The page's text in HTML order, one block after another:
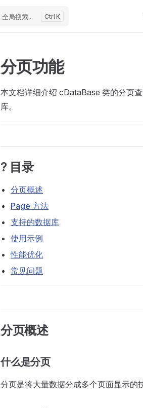
全局搜索... K
分页功能
本文档详细介绍 cDataBase 类的分页
库。
? 目录
分页概述
Page 方法
支持的数据库
使用示例
性能优化
常见问题
分页概述
什么是分页
分页是将大量数据分成多个页面显示的